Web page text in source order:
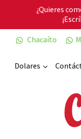
¿Quieres
Chacaíto
Dolares